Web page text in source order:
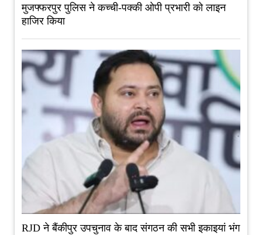
मुजफ्फरपुर पुलिस ने कच्ची-पक्की ओपी प्रभारी को लाइन
हाजिर किया
RJD ने बैंकीपुर उपचुनाव के बाद संगठन की सभी इकाइयां भंग